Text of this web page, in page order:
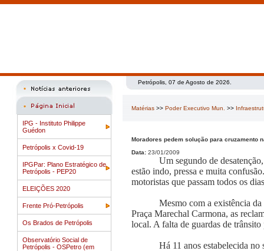
IPG - Instituto Philippe
Guédon
Petrópolis x Covid-19
IPGPar: Plano Estratégico de
Petrópolis - PEP20
ELEIÇÕES 2020
Frente Pró-Petrópolis
Os Brados de Petrópolis
Observatório Social de
Petrópolis - OSPetro (em
Petrópolis, 07 de Agosto de 2026.
Matérias >> Poder Executivo Mun. >>
Moradores pedem solução para cruzamento
Data: 23/01/2009
Um segundo de
estão indo, pressa e muita
motoristas que passam todos os
Mesmo com a existência
Praça Marechal Carmona, as
local. A falta de guardas de
Há 11 anos estabelecida